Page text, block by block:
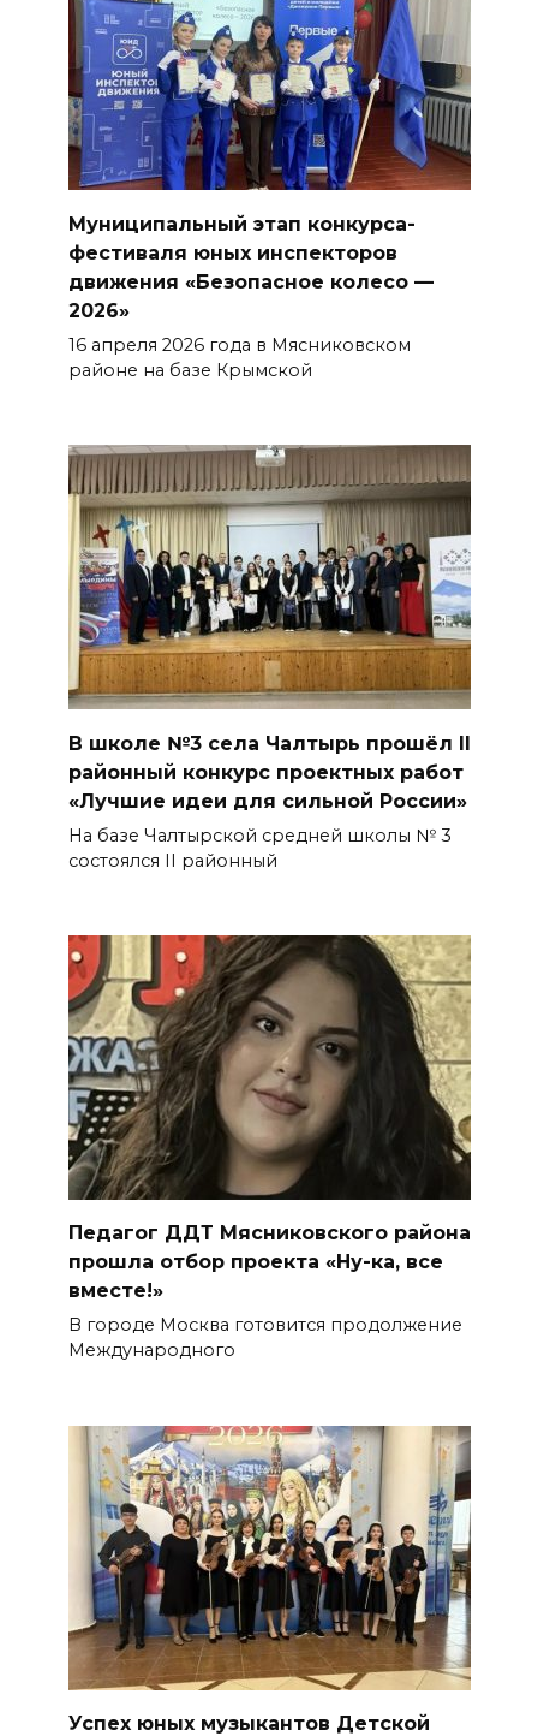
Муниципальный этап конкурса-
фестиваля юных инспекторов
движения «Безопасное колесо —
2026»
16 апреля 2026 года в Мясниковском
районе на базе Крымской
В школе №3 села Чалтырь прошёл II
районный конкурс проектных работ
«Лучшие идеи для сильной России»
На базе Чалтырской средней школы № 3
состоялся II районный
Педагог ДДТ Мясниковского района
прошла отбор проекта «Ну-ка, все
вместе!»
В городе Москва готовится продолжение
Международного
Успех юных музыкантов Детской